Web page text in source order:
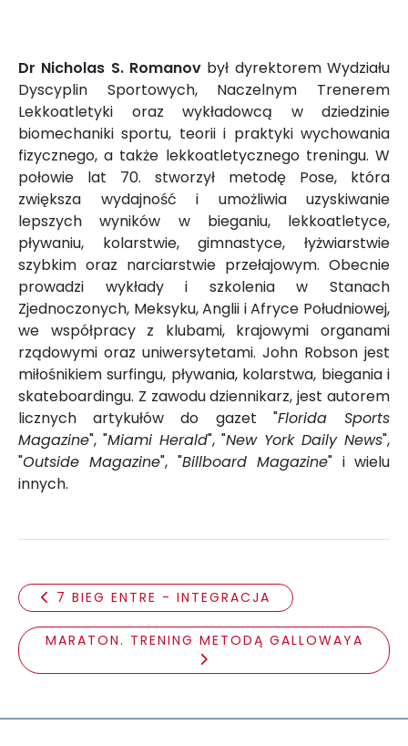
Dr Nicholas S. Romanov był dyrektorem Wydziału
Dyscyplin Sportowych, Naczelnym Trenerem
Lekkoatletyki oraz wykładowcą w dziedzinie
biomechaniki sportu, teorii i praktyki wychowania
fizycznego, a także lekkoatletycznego treningu. W
połowie lat 70. stworzył metodę Pose, która
zwiększa wydajność i umożliwia uzyskiwanie
lepszych wyników w bieganiu, lekkoatletyce,
pływaniu, kolarstwie, gimnastyce, łyżwiarstwie
szybkim oraz narciarstwie przełajowym. Obecnie
prowadzi wykłady i szkolenia w Stanach
Zjednoczonych, Meksyku, Anglii i Afryce Południowej,
we współpracy z klubami, krajowymi organami
rządowymi oraz uniwersytetami. John Robson jest
miłośnikiem surfingu, pływania, kolarstwa, biegania i
skateboardingu. Z zawodu dziennikarz, jest autorem
licznych artykułów do gazet "Florida Sports
Magazine", "Miami Herald", "New York Daily News",
"Outside Magazine", "Billboard Magazine" i wielu
innych.
7 BIEG ENTRE - INTEGRACJA
MARATON. TRENING METODĄ GALLOWAYA